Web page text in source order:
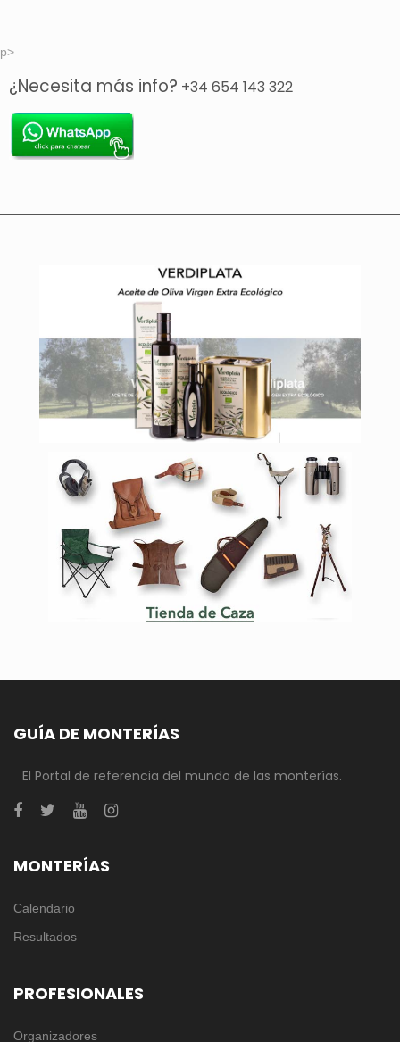
p>
¿Necesita más info? +34 654 143 322
GUÍA DE MONTERÍAS
El Portal de referencia del mundo de las monterías.
MONTERÍAS
Calendario
Resultados
PROFESIONALES
Organizadores